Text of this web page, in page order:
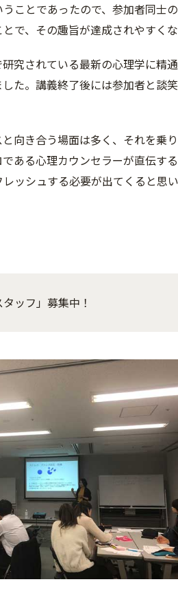
ことであったので、参加者同士
で、その趣旨が達成されやすくな
究されている最新の心理学に精
た。講義終了後には参加者と談
向き合う場面は多く、それを乗
ある心理カウンセラーが直伝す
ッシュする必要が出てくると思
タッフ」募集中！